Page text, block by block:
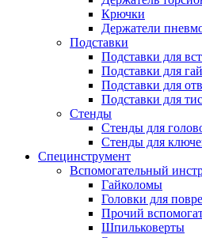
Крючки
Держатели
Подставки
Подставки для
Подставки для
Подставки для
Подставки для
Стенды
Стенды для
Стенды для
Специнструмент
Вспомогательный
Гайколомы
Головки для
Прочий
Шпильковерты